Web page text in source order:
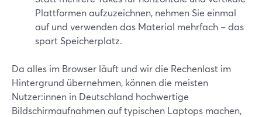
Plattformen aufzuzeichnen, nehmen Sie einmal
auf und verwenden das Material mehrfach – das
spart Speicherplatz.
Da alles im Browser läuft und wir die Rechenlast im
Hintergrund übernehmen, können die meisten
Nutzer:innen in Deutschland hochwertige
Bildschirmaufnahmen auf typischen Laptops machen,